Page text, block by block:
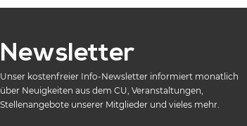
Newsletter
Unser kostenfreier Info-Newsletter informiert monatlich
über Neuigkeiten aus dem CU, Veranstaltungen,
Stellenangebote unserer Mitglieder und vieles mehr.